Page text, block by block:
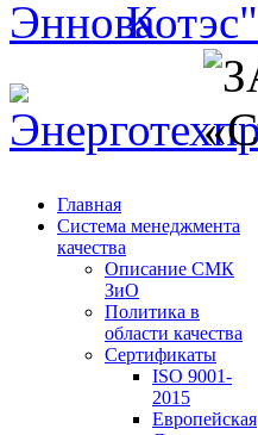
Главная
Система менеджмента
качества
Описание СМК
ЗиО
Политика в
области качества
Сертификаты
ISO 9001-
2015
Европейская